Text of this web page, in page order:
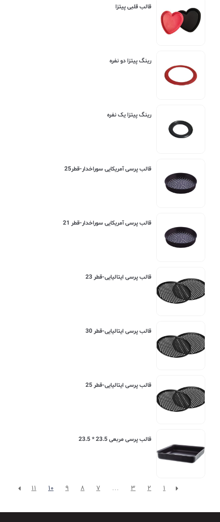
قالب قلبی پیتزا
رینگ پیتزا دو نفره
رینگ پیتزا یک نفره
قالب پرسی آمریکایی سوراخدار-قطر25
قالب پرسی آمریکایی سوراخدار-قطر 21
قالب پرسی ایتالیایی-قطر 23
قالب پرسی ایتالیایی-قطر 30
قالب پرسی ایتالیایی-قطر 25
قالب پرسی مربعی 23.5 * 23.5
1
2
3
…
7
8
9
10
11